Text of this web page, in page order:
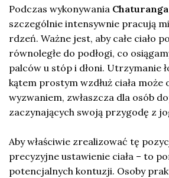
Podczas wykonywania
szczególnie intensywnie pracują
rdzeń. Ważne jest, aby całe ciało
równoległe do podłogi, co
palców u stóp i dłoni. Utrzymanie
kątem prostym wzdłuż ciała może
wyzwaniem, zwłaszcza dla osób
zaczynających swoją przygodę z
Aby właściwie zrealizować tę
precyzyjne ustawienie ciała – to
potencjalnych kontuzji. Osoby